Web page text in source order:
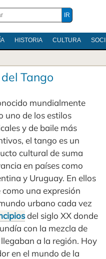
HISTORIA CULTURA
Tango
mundialmente
uno de los estilos
y de baile más
el tango es un
cultural de suma
en países como
y Uruguay. En ellos
como una expresión
urbano cada vez
del siglo XX donde
con la mezcla de
a la región. Hoy
en el mundo de la